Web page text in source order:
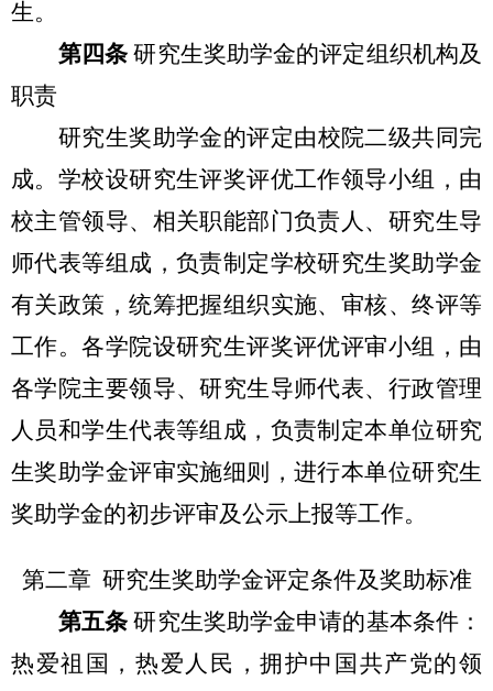
生。
第四条 研究生奖助学金的评定组织机构及
职责
研究生奖助学金的评定由校院二级共同完
成。学校设研究生评奖评优工作领导小组，由
校主管领导、相关职能部门负责人、研究生导
师代表等组成，负责制定学校研究生奖助学金
有关政策，统筹把握组织实施、审核、终评等
工作。各学院设研究生评奖评优评审小组，由
各学院主要领导、研究生导师代表、行政管理
人员和学生代表等组成，负责制定本单位研究
生奖助学金评审实施细则，进行本单位研究生
奖助学金的初步评审及公示上报等工作。
第二章 研究生奖助学金评定条件及奖助标准
第五条 研究生奖助学金申请的基本条件：
热爱祖国，热爱人民，拥护中国共产党的领